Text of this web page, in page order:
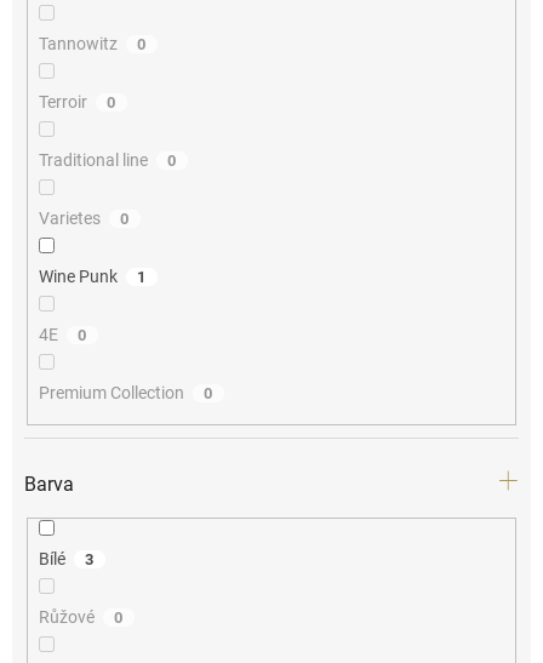
Tannowitz 0
Terroir 0
Traditional line 0
Varietes 0
Wine Punk 1
4E 0
Premium Collection 0
Barva
Bílé 3
Růžové 0